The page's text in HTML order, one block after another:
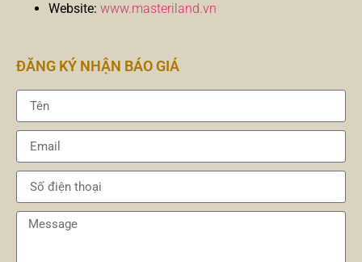
Website: www.masteriland.vn
ĐĂNG KÝ NHẬN BÁO GIÁ